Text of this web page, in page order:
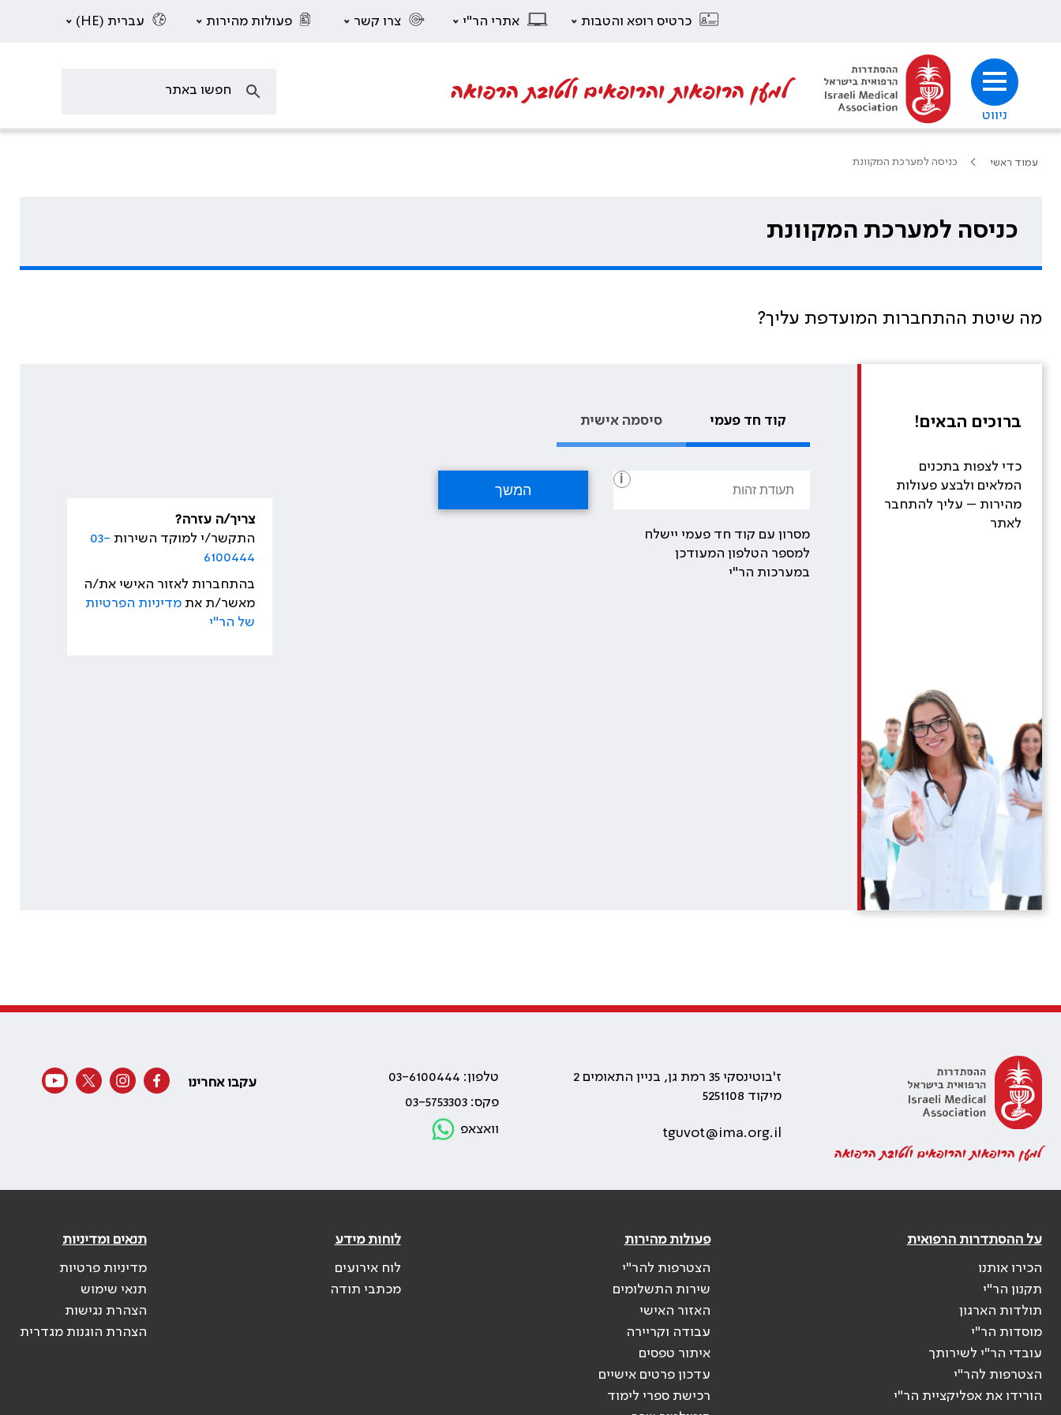
כרטיס רופא והטבות אתרי הר"י צרו קשר פעולות מהירות עברית (HE)
ניווט
למען הרופאות והרופאים ולטובת הרפואה
עמוד ראשי כניסה למערכת המקוונת
כניסה למערכת המקוונת
מה שיטת ההתחברות המועדפת עליך?
ברוכים הבאים!
כדי לצפות בתכנים
המלאים ולבצע פעולות
מהירות – עליך להתחבר
לאתר
קוד חד פעמי סיסמה אישית
i
מסרון עם קוד חד פעמי יישלח
למספר הטלפון המעודכן
במערכות הר"י
צריך/ה עזרה?
התקשר/י למוקד השירות 03-
6100444
בהתחברות לאזור האישי את/ה
מאשר/ת אתמדיניות הפרטיות
של הר"י
למען הרופאות והרופאים ולטובת הרפואה
ז'בוטינסקי 35 רמת גן, בניין התאומים 2
מיקוד 5251108
tguvot@ima.org.il
טלפון: 03-6100444
פקס: 03-5753303
וואצאפ
עקבו אחרינו
על ההסתדרות הרפואית
הכירו אותנו
תקנון הר"י
תולדות הארגון
מוסדות הר"י
עובדי הר"י לשירותך
הצטרפות להר"י
הורידו את אפליקציית הר"י
פעולות מהירות
הצטרפות להר"י
שירות התשלומים
האזור האישי
עבודה וקריירה
איתור טפסים
עדכון פרטים אישיים
רכישת ספרי לימוד
לוחות מידע
לוח אירועים
מכתבי תודה
תנאים ומדיניות
מדיניות פרטיות
תנאי שימוש
הצהרת נגישות
הצהרת הוגנות מגדרית